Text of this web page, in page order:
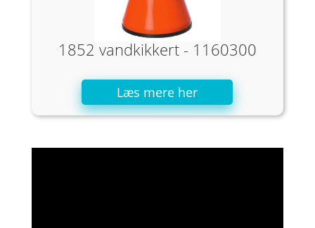
1852 vandkikkert - 1160300
Læs mere her